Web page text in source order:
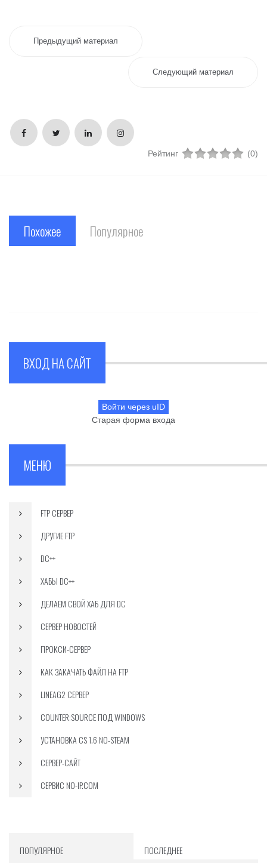
Предыдущий материал
Следующий материал
Рейтинг (0)
Похожее Популярное
ВХОД НА САЙТ
Войти через uID
Старая форма входа
МЕНЮ
FTP СЕРВЕР
ДРУГИЕ FTP
DC++
ХАБЫ DC++
ДЕЛАЕМ СВОЙ ХАБ ДЛЯ DC
СЕРВЕР НОВОСТЕЙ
ПРОКСИ-СЕРВЕР
КАК ЗАКАЧАТЬ ФАЙЛ НА FTP
LINEAG2 СЕРВЕР
COUNTER:SOURCE ПОД WINDOWS
УСТАНОВКА CS 1.6 NO-STEAM
СЕРВЕР-САЙТ
СЕРВИС NO-IP.COM
ПОПУЛЯРНОЕ ПОСЛЕДНЕЕ